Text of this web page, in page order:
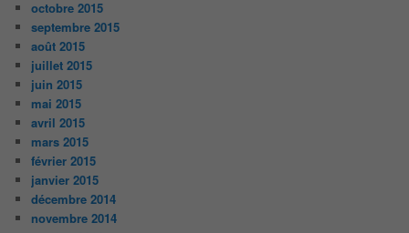
octobre 2015
septembre 2015
août 2015
juillet 2015
juin 2015
mai 2015
avril 2015
mars 2015
février 2015
janvier 2015
décembre 2014
novembre 2014